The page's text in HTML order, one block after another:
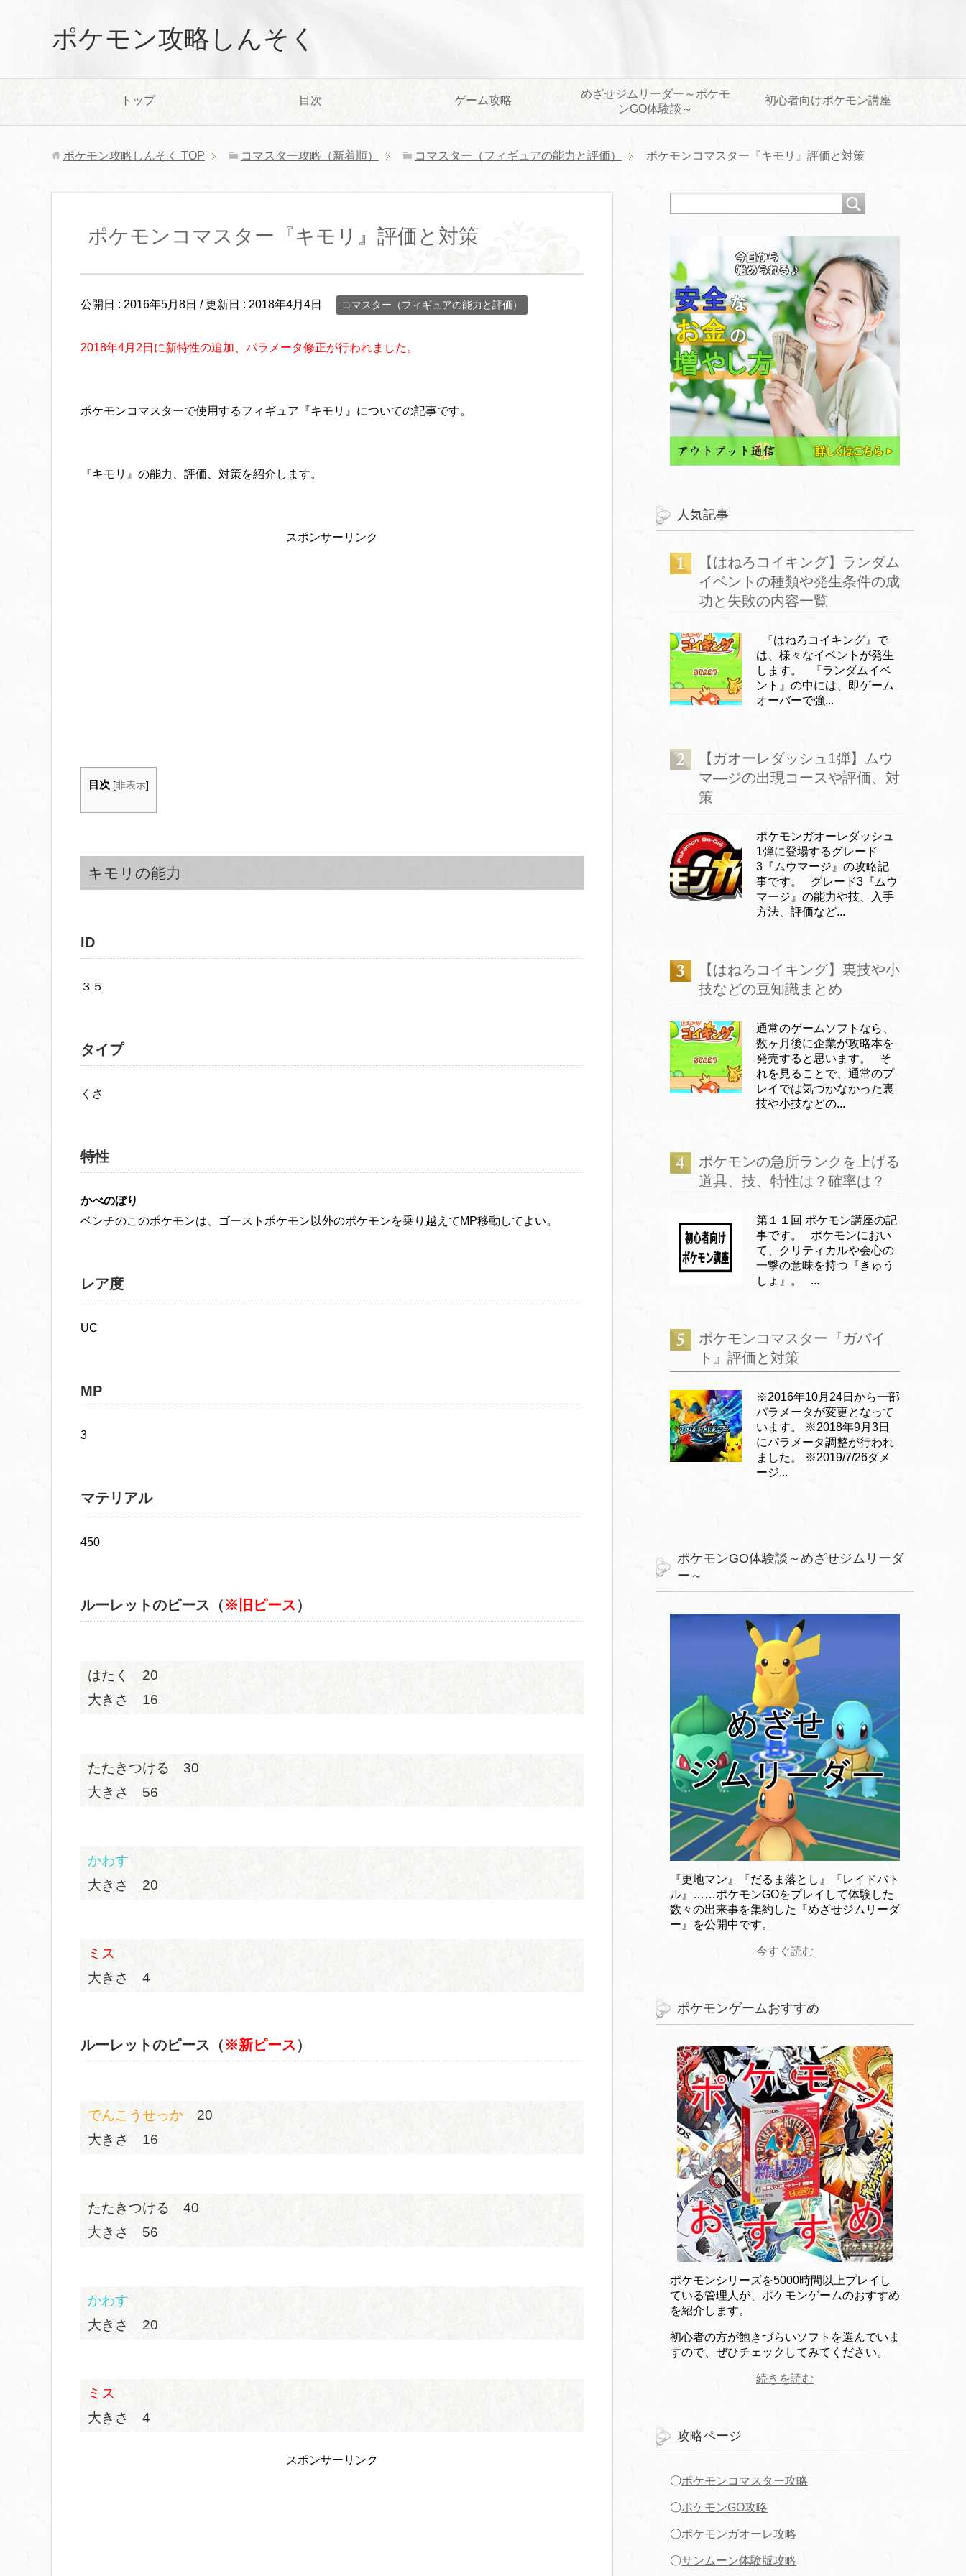
ポケモン攻略しんそく
トップ 目次 ゲーム攻略
めざせジムリーダー～ポケモ
ンGO体験談～
初心者向けポケモン講座
ポケモン攻略しんそく TOP コマスター攻略（新着順） コマスター（フィギュアの能力と評価） ポケモンコマスター『キモリ』評価と対策
ポケモンコマスター『キモリ』評価と対策
公開日 : 2016年5月8日 / 更新日 : 2018年4月4日 コマスター（フィギュアの能力と評価）
2018年4月2日に新特性の追加、パラメータ修正が行われました。
ポケモンコマスターで使用するフィギュア『キモリ』についての記事です。
『キモリ』の能力、評価、対策を紹介します。
スポンサーリンク
目次 [非表示]
キモリの能力
ID
３５
タイプ
くさ
特性
かべのぼり
ベンチのこのポケモンは、ゴーストポケモン以外のポケモンを乗り越えてMP移動してよい。
レア度
UC
MP
3
マテリアル
450
ルーレットのピース（※旧ピース）
はたく 20
大きさ 16
たたきつける 30
大きさ 56
かわす
大きさ 20
ミス
大きさ 4
ルーレットのピース（※新ピース）
でんこうせっか 20
大きさ 16
たたきつける 40
大きさ 56
かわす
大きさ 20
ミス
大きさ 4
スポンサーリンク
人気記事
【はねろコイキング】ランダム
イベントの種類や発生条件の成
功と失敗の内容一覧
『はねろコイキング』で
は、様々なイベントが発生
します。 『ランダムイベ
ント』の中には、即ゲーム
オーバーで強...
【ガオーレダッシュ1弾】ムウ
マ―ジの出現コースや評価、対
策
ポケモンガオーレダッシュ
1弾に登場するグレード
3『ムウマージ』の攻略記
事です。 グレード3『ムウ
マージ』の能力や技、入手
方法、評価など...
【はねろコイキング】裏技や小
技などの豆知識まとめ
通常のゲームソフトなら、
数ヶ月後に企業が攻略本を
発売すると思います。 そ
れを見ることで、通常のプ
レイでは気づかなかった裏
技や小技などの...
ポケモンの急所ランクを上げる
道具、技、特性は？確率は？
第１１回 ポケモン講座の記
事です。 ポケモンにおい
て、クリティカルや会心の
一撃の意味を持つ『きゅう
しょ』。 ...
ポケモンコマスター『ガバイ
ト』評価と対策
※2016年10月24日から一部
パラメータが変更となって
います。 ※2018年9月3日
にパラメータ調整が行われ
ました。 ※2019/7/26ダメ
ージ...
ポケモンGO体験談～めざせジムリーダ
ー～
『更地マン』『だるま落とし』『レイドバト
ル』……ポケモンGOをプレイして体験した
数々の出来事を集約した『めざせジムリーダ
ー』を公開中です。
今すぐ読む
ポケモンゲームおすすめ
ポケモンシリーズを5000時間以上プレイし
ている管理人が、ポケモンゲームのおすすめ
を紹介します。
初心者の方が飽きづらいソフトを選んでいま
すので、ぜひチェックしてみてください。
続きを読む
攻略ページ
〇ポケモンコマスター攻略
〇ポケモンGO攻略
〇ポケモンガオーレ攻略
〇サンムーン体験版攻略